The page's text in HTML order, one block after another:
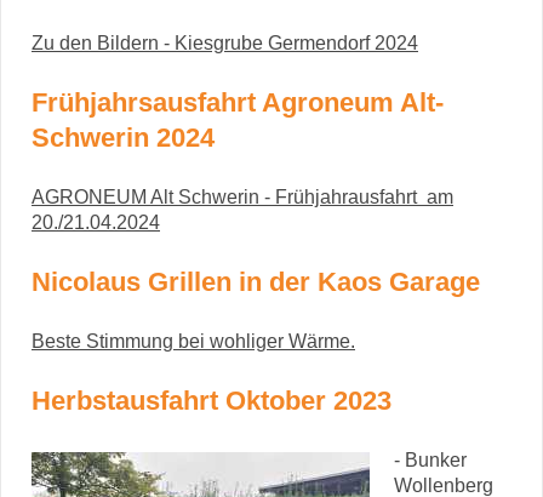
Zu den Bildern - Kiesgrube Germendorf 2024
Frühjahrsausfahrt Agroneum Alt-
Schwerin 2024
AGRONEUM Alt Schwerin - Frühjahrausfahrt am
20./21.04.2024
Nicolaus Grillen in der Kaos Garage
Beste Stimmung bei wohliger Wärme.
Herbstausfahrt Oktober 2023
- Bunker
Wollenberg